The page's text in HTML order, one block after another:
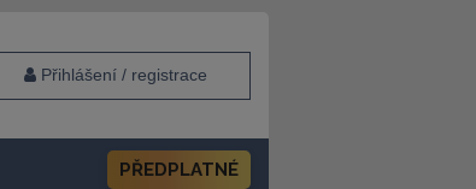
Přihlášení / registrace
PŘEDPLATNÉ